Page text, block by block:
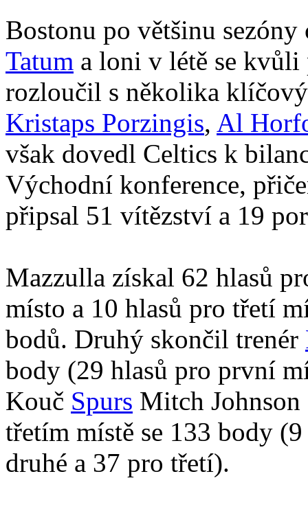
Bostonu po většinu
Tatum a loni v létě se kvůli
rozloučil s několika
Kristaps Porzingis, Al
však dovedl Celtics k
Východní konference,
připsal 51 vítězství a 19
Mazzulla získal 62 hlasů
místo a 10 hlasů pro třetí
bodů. Druhý skončil trenér
body (29 hlasů pro první
Kouč Spurs Mitch
třetím místě se 133 body
druhé a 37 pro třetí).